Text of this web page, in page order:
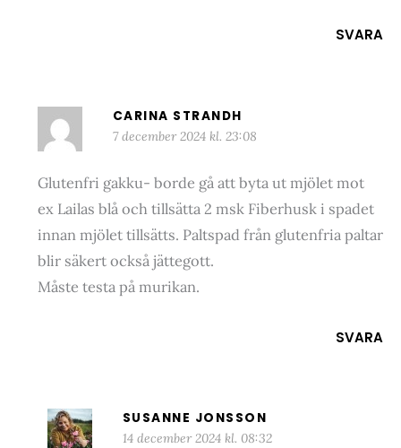
SVARA
CARINA STRANDH
7 december 2024 kl. 23:08
Glutenfri gakku- borde gå att byta ut mjölet mot
ex Lailas blå och tillsätta 2 msk Fiberhusk i spadet
innan mjölet tillsätts. Paltspad från glutenfria paltar
blir säkert också jättegott.
Måste testa på murikan.
SVARA
SUSANNE JONSSON
14 december 2024 kl. 08:32